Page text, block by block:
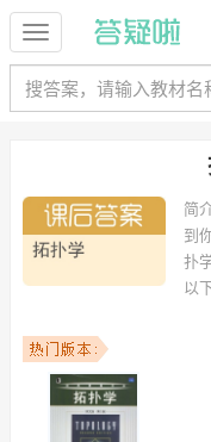
简
到
扑
以
学、应用数学、计算机科
基地班、数学与应用数学
Mathematics、基础数学、
以下学校的同学下载过
学、重庆大学、武汉大学